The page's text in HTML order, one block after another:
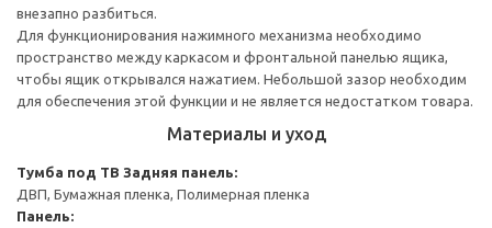
внезапно разбиться.
Для функционирования нажимного механизма необходимо
пространство между каркасом и фронтальной панелью ящика,
чтобы ящик открывался нажатием. Небольшой зазор необходим
для обеспечения этой функции и не является недостатком товара.
Материалы и уход
Тумба под ТВ Задняя панель:
ДВП, Бумажная пленка, Полимерная пленка
Панель: